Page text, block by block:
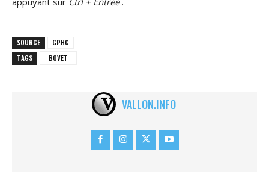
SOURCE
GPHG
TAGS
BOVET
VALLON.INFO